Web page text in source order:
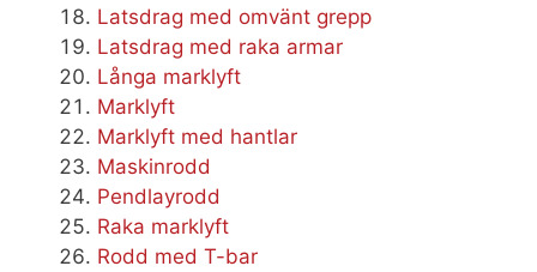
Latsdrag med omvänt grepp
Latsdrag med raka armar
Långa marklyft
Marklyft
Marklyft med hantlar
Maskinrodd
Pendlayrodd
Raka marklyft
Rodd med T-bar